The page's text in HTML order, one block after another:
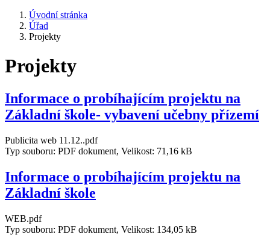
Úvodní stránka
Úřad
Projekty
Projekty
Informace o probíhajícím projektu na
Základní škole- vybavení učebny přízemí
Publicita web 11.12..pdf
Typ souboru: PDF dokument, Velikost: 71,16 kB
Informace o probíhajícím projektu na
Základní škole
WEB.pdf
Typ souboru: PDF dokument, Velikost: 134,05 kB